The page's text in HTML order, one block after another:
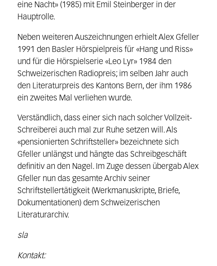
eine Nacht» (1985) mit Emil Steinberger in der
Hauptrolle.
Neben weiteren Auszeichnungen erhielt Alex Gfeller
1991 den Basler Hörspielpreis für «Hang und Riss»
und für die Hörspielserie «Leo Lyr» 1984 den
Schweizerischen Radiopreis; im selben Jahr auch
den Literaturpreis des Kantons Bern, der ihm 1986
ein zweites Mal verliehen wurde.
Verständlich, dass einer sich nach solcher Vollzeit-
Schreiberei auch mal zur Ruhe setzen will. Als
«pensionierten Schriftsteller» bezeichnete sich
Gfeller unlängst und hängte das Schreibgeschäft
definitiv an den Nagel. Im Zuge dessen übergab Alex
Gfeller nun das gesamte Archiv seiner
Schriftstellertätigkeit (Werkmanuskripte, Briefe,
Dokumentationen) dem Schweizerischen
Literaturarchiv.
sla
Kontakt: